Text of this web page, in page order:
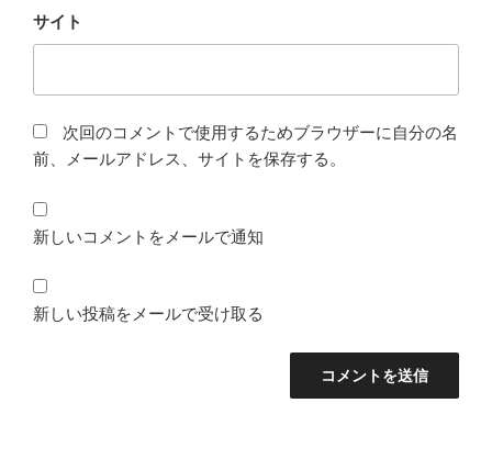
サイト
次回のコメントで使用するためブラウザーに自分の名
前、メールアドレス、サイトを保存する。
新しいコメントをメールで通知
新しい投稿をメールで受け取る